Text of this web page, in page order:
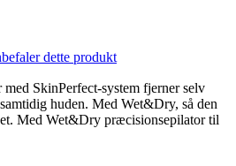
dette produkt
SkinPerfect-system fjerner selv
huden. Med Wet&Dry, så den
Med Wet&Dry præcisionsepilator til